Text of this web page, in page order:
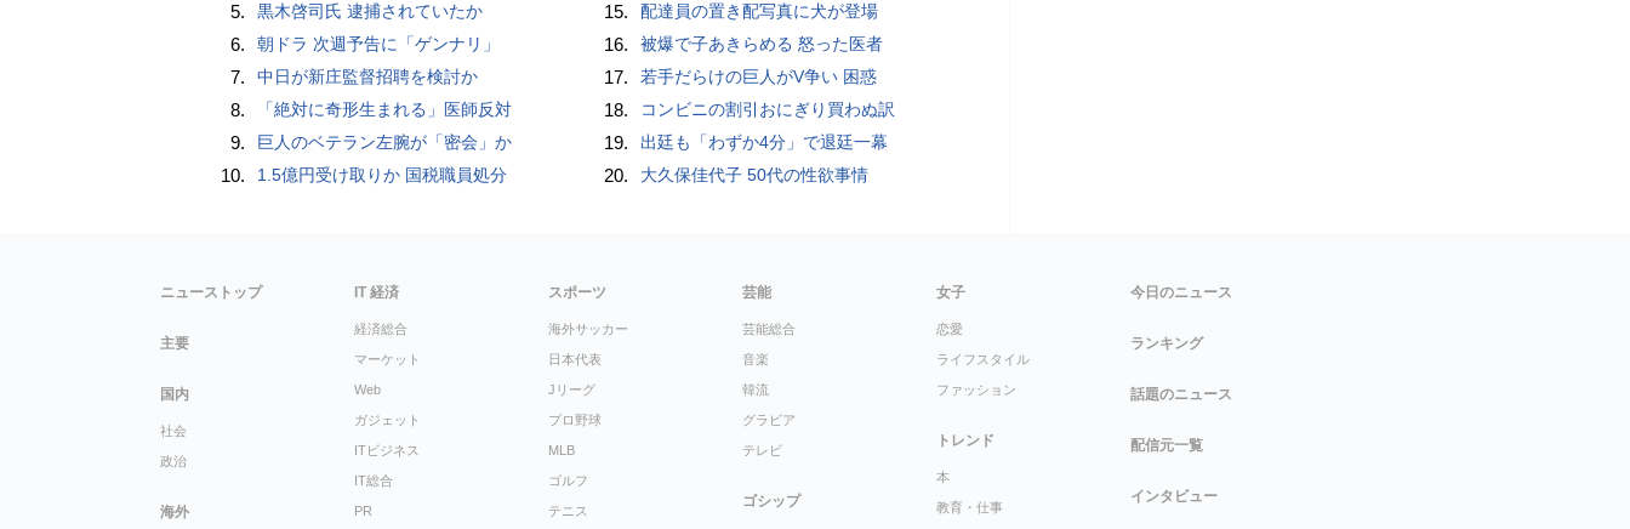
5. 黒木啓司氏 逮捕されていたか
6. 朝ドラ 次週予告に「ゲンナリ」
7. 中日が新庄監督招聘を検討か
8. 「絶対に奇形生まれる」医師反対
9. 巨人のベテラン左腕が「密会」か
10. 1.5億円受け取りか 国税職員処分
15. 配達員の置き配写真に犬が登場
16. 被爆で子あきらめる 怒った医者
17. 若手だらけの巨人がV争い 困惑
18. コンビニの割引おにぎり買わぬ訳
19. 出廷も「わずか4分」で退廷一幕
20. 大久保佳代子 50代の性欲事情
ニューストップ
主要
国内
社会
政治
海外
IT 経済
経済総合
マーケット
Web
ガジェット
ITビジネス
IT総合
PR
スポーツ
海外サッカー
日本代表
Jリーグ
プロ野球
MLB
ゴルフ
テニス
芸能
芸能総合
音楽
韓流
グラビア
テレビ
ゴシップ
女子
恋愛
ライフスタイル
ファッション
トレンド
本
教育・仕事
今日のニュース
ランキング
話題のニュース
配信元一覧
インタビュー